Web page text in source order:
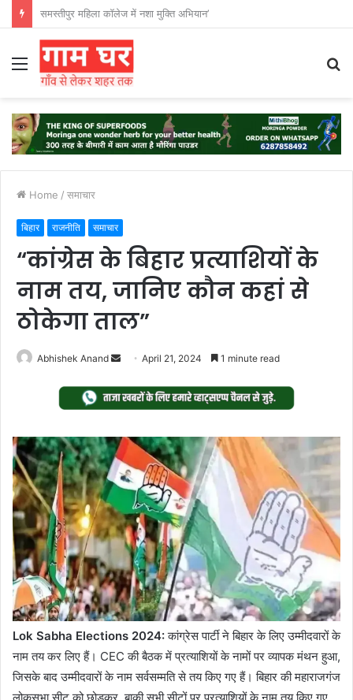
हड़ताली सफाईकर्मियों ने नगर निगम का घेराव किया’
Menu
Home / समाचार
बिहार राजनीति समाचार
“कांग्रेस के बिहार प्रत्याशियों के
नाम तय, जानिए कौन कहां से
ठोकेगा ताल”
Abhishek Anand
Send
email
April 21, 2024 1 minute read
Lok Sabha Elections 2024:कांग्रेस पार्टी ने बिहार के लिए उम्मीदवारों के
नाम तय कर लिए हैं। CEC की बैठक में प्रत्याशियों के नामों पर व्यापक मंथन हुआ,
जिसके बाद उम्मीदवारों के नाम सर्वसम्मति से तय किए गए हैं। बिहार की महाराजगंज
लोकसभा सीट को छोड़कर, बाकी सभी सीटों पर प्रत्याशियों के नाम तय किए गए